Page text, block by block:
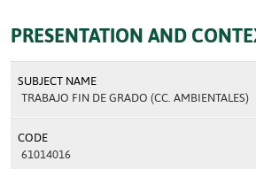
PRESENTATION AND
SUBJECT NAME
TRABAJO FIN DE GRADO (CC. AMBIENTALES)
CODE
61014016